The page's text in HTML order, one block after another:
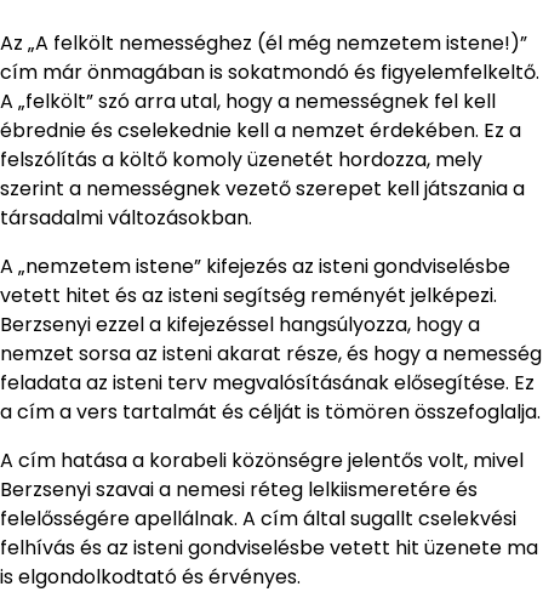
Az „A felkölt nemességhez (él még nemzetem istene!)”
cím már önmagában is sokatmondó és figyelemfelkeltő.
A „felkölt” szó arra utal, hogy a nemességnek fel kell
ébrednie és cselekednie kell a nemzet érdekében. Ez a
felszólítás a költő komoly üzenetét hordozza, mely
szerint a nemességnek vezető szerepet kell játszania a
társadalmi változásokban.
A „nemzetem istene” kifejezés az isteni gondviselésbe
vetett hitet és az isteni segítség reményét jelképezi.
Berzsenyi ezzel a kifejezéssel hangsúlyozza, hogy a
nemzet sorsa az isteni akarat része, és hogy a nemesség
feladata az isteni terv megvalósításának elősegítése. Ez
a cím a vers tartalmát és célját is tömören összefoglalja.
A cím hatása a korabeli közönségre jelentős volt, mivel
Berzsenyi szavai a nemesi réteg lelkiismeretére és
felelősségére apellálnak. A cím által sugallt cselekvési
felhívás és az isteni gondviselésbe vetett hit üzenete ma
is elgondolkodtató és érvényes.